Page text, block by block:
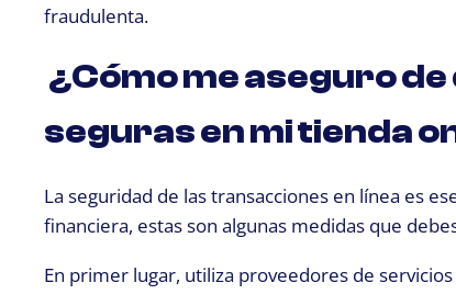
fraudulenta.
¿Cómo me aseguro
seguras en mi tienda
La seguridad de las transacciones en línea es
financiera, estas son algunas medidas que
En primer lugar, utiliza proveedores de